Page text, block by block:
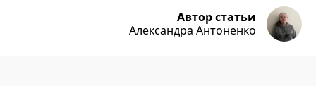
Автор статьи
Александра Антоненко